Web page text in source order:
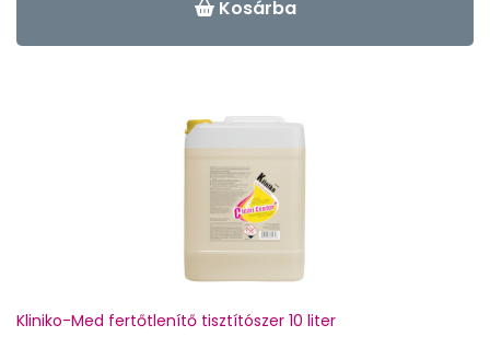
Kosárba
Kliniko-Med fertőtlenítő tisztítószer 10 liter